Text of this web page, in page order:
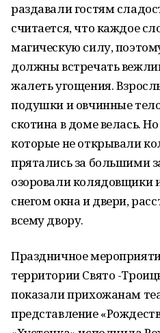
раздавали гостям
считается, что каждое
магическую силу,
должны встречать
жалеть угощения.
подушки и овчинные
скотина в доме велась.
которые не открывали
прятались за большими
озоровали колядовщики
снегом окна и двери,
всему двору.
Праздничное
территории Свято -
показали прихожанам
представление